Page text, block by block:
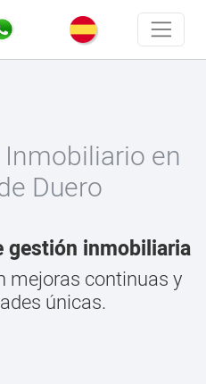
en
Duero
gestión inmobiliaria
mejoras continuas y
únicas.